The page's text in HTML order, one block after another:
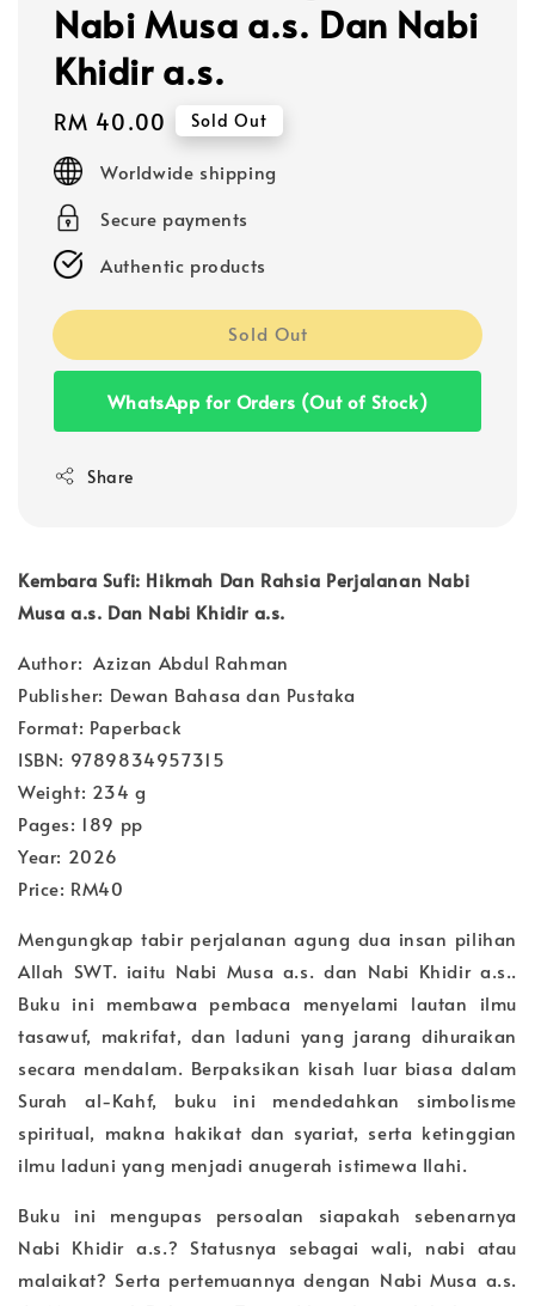
Nabi Musa a.s. Dan Nabi
Khidir a.s.
Regular
price
RM 40.00 Sold Out
Worldwide shipping
Secure payments
Authentic products
Sold Out
WhatsApp for Orders (Out of Stock)
Share
Kembara Sufi: Hikmah Dan Rahsia Perjalanan Nabi
Musa a.s. Dan Nabi Khidir a.s.
Author: Azizan Abdul Rahman
Publisher: Dewan Bahasa dan Pustaka
Format: Paperback
ISBN: 9789834957315
Weight: 234 g
Pages: 189 pp
Year: 2026
Price: RM40
Mengungkap tabir perjalanan agung dua insan pilihan
Allah SWT. iaitu Nabi Musa a.s. dan Nabi Khidir a.s..
Buku ini membawa pembaca menyelami lautan ilmu
tasawuf, makrifat, dan laduni yang jarang dihuraikan
secara mendalam. Berpaksikan kisah luar biasa dalam
Surah al-Kahf, buku ini mendedahkan simbolisme
spiritual, makna hakikat dan syariat, serta ketinggian
ilmu laduni yang menjadi anugerah istimewa Ilahi.
Buku ini mengupas persoalan siapakah sebenarnya
Nabi Khidir a.s.? Statusnya sebagai wali, nabi atau
malaikat? Serta pertemuannya dengan Nabi Musa a.s.